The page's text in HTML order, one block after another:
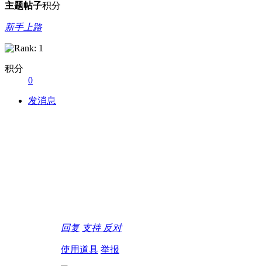
主题帖子积分
新手上路
积分
0
发消息
回复 支持 反对
使用道具 举报